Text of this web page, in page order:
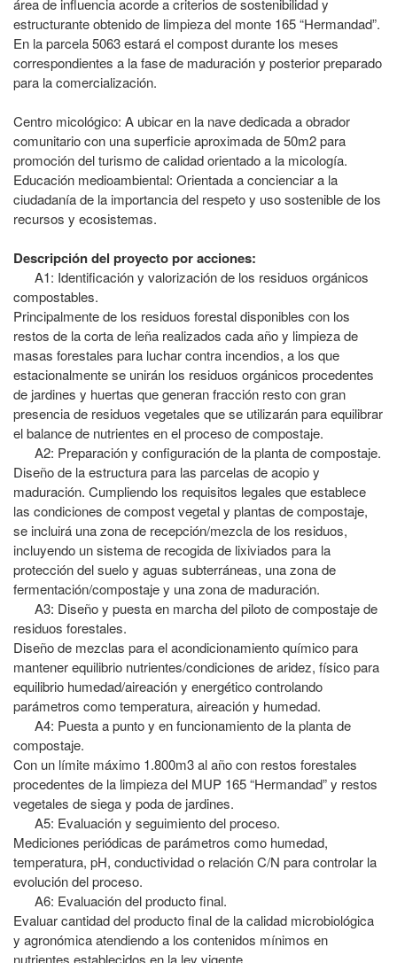
área de influencia acorde a criterios de sostenibilidad y
estructurante obtenido de limpieza del monte 165 “Hermandad”.
En la parcela 5063 estará el compost durante los meses
correspondientes a la fase de maduración y posterior preparado
para la comercialización.
Centro micológico: A ubicar en la nave dedicada a obrador
comunitario con una superficie aproximada de 50m2 para
promoción del turismo de calidad orientado a la micología.
Educación medioambiental: Orientada a concienciar a la
ciudadanía de la importancia del respeto y uso sostenible de los
recursos y ecosistemas.
Descripción del proyecto por acciones:
A1: Identificación y valorización de los residuos orgánicos
compostables.
Principalmente de los residuos forestal disponibles con los
restos de la corta de leña realizados cada año y limpieza de
masas forestales para luchar contra incendios, a los que
estacionalmente se unirán los residuos orgánicos procedentes
de jardines y huertas que generan fracción resto con gran
presencia de residuos vegetales que se utilizarán para equilibrar
el balance de nutrientes en el proceso de compostaje.
A2: Preparación y configuración de la planta de compostaje.
Diseño de la estructura para las parcelas de acopio y
maduración. Cumpliendo los requisitos legales que establece
las condiciones de compost vegetal y plantas de compostaje,
se incluirá una zona de recepción/mezcla de los residuos,
incluyendo un sistema de recogida de lixiviados para la
protección del suelo y aguas subterráneas, una zona de
fermentación/compostaje y una zona de maduración.
A3: Diseño y puesta en marcha del piloto de compostaje de
residuos forestales.
Diseño de mezclas para el acondicionamiento químico para
mantener equilibrio nutrientes/condiciones de aridez, físico para
equilibrio humedad/aireación y energético controlando
parámetros como temperatura, aireación y humedad.
A4: Puesta a punto y en funcionamiento de la planta de
compostaje.
Con un límite máximo 1.800m3 al año con restos forestales
procedentes de la limpieza del MUP 165 “Hermandad” y restos
vegetales de siega y poda de jardines.
A5: Evaluación y seguimiento del proceso.
Mediciones periódicas de parámetros como humedad,
temperatura, pH, conductividad o relación C/N para controlar la
evolución del proceso.
A6: Evaluación del producto final.
Evaluar cantidad del producto final de la calidad microbiológica
y agronómica atendiendo a los contenidos mínimos en
nutrientes establecidos en la ley vigente.